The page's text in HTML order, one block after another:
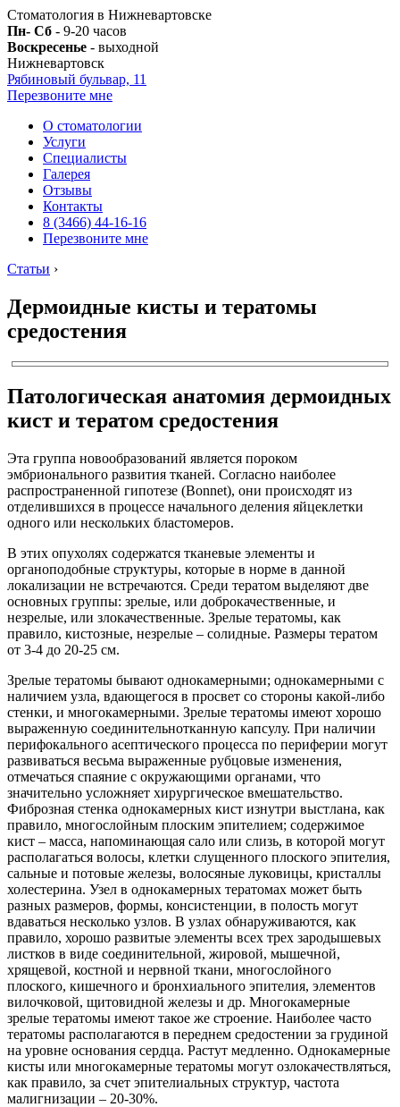
Стоматология в Нижневартовске
Пн- Сб - 9-20 часов
Воскресенье - выходной
Нижневартовск
Рябиновый бульвар, 11
Перезвоните мне
О стоматологии
Услуги
Специалисты
Галерея
Отзывы
Контакты
8 (3466) 44-16-16
Перезвоните мне
Статьи ›
Дермоидные кисты и тератомы
средостения
Патологическая анатомия дермоидных
кист и тератом средостения
Эта группа новообразований является пороком
эмбрионального развития тканей. Согласно наиболее
распространенной гипотезе (Bonnet), они происходят из
отделившихся в процессе начального деления яйцеклетки
одного или нескольких бластомеров.
В этих опухолях содержатся тканевые элементы и
органоподобные структуры, которые в норме в данной
локализации не встречаются. Среди тератом выделяют две
основных группы: зрелые, или доброкачественные, и
незрелые, или злокачественные. Зрелые тератомы, как
правило, кистозные, незрелые – солидные. Размеры тератом
от 3-4 до 20-25 см.
Зрелые тератомы бывают однокамерными; однокамерными с
наличием узла, вдающегося в просвет со стороны какой-либо
стенки, и многокамерными. Зрелые тератомы имеют хорошо
выраженную соединительнотканную капсулу. При наличии
перифокального асептического процесса по периферии могут
развиваться весьма выраженные рубцовые изменения,
отмечаться спаяние с окружающими органами, что
значительно усложняет хирургическое вмешательство.
Фиброзная стенка однокамерных кист изнутри выстлана, как
правило, многослойным плоским эпителием; содержимое
кист – масса, напоминающая сало или слизь, в которой могут
располагаться волосы, клетки слущенного плоского эпителия,
сальные и потовые железы, волосяные луковицы, кристаллы
холестерина. Узел в однокамерных тератомах может быть
разных размеров, формы, консистенции, в полость могут
вдаваться несколько узлов. В узлах обнаруживаются, как
правило, хорошо развитые элементы всех трех зародышевых
листков в виде соединительной, жировой, мышечной,
хрящевой, костной и нервной ткани, многослойного
плоского, кишечного и бронхиального эпителия, элементов
вилочковой, щитовидной железы и др. Многокамерные
зрелые тератомы имеют такое же строение. Наиболее часто
тератомы располагаются в переднем средостении за грудиной
на уровне основания сердца. Растут медленно. Однокамерные
кисты или многокамерные тератомы могут озлокачествляться,
как правило, за счет эпителиальных структур, частота
малигнизации – 20-30%.